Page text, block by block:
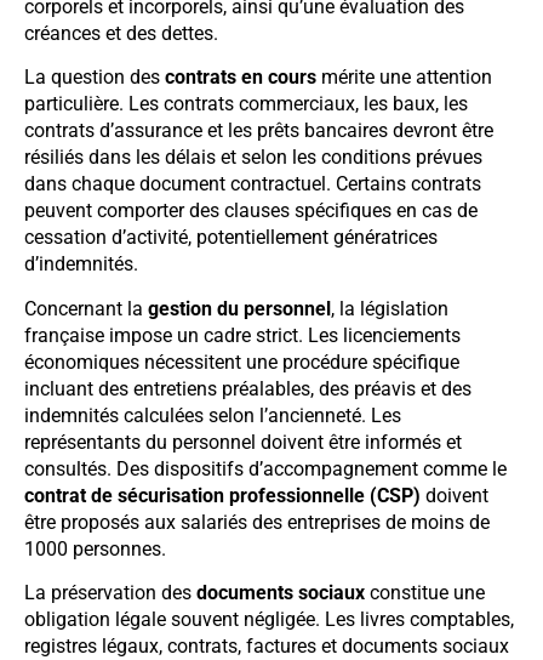
corporels et incorporels, ainsi qu’une évaluation des
créances et des dettes.
La question des contrats en cours mérite une attention
particulière. Les contrats commerciaux, les baux, les
contrats d’assurance et les prêts bancaires devront être
résiliés dans les délais et selon les conditions prévues
dans chaque document contractuel. Certains contrats
peuvent comporter des clauses spécifiques en cas de
cessation d’activité, potentiellement génératrices
d’indemnités.
Concernant la gestion du personnel, la législation
française impose un cadre strict. Les licenciements
économiques nécessitent une procédure spécifique
incluant des entretiens préalables, des préavis et des
indemnités calculées selon l’ancienneté. Les
représentants du personnel doivent être informés et
consultés. Des dispositifs d’accompagnement comme le
contrat de sécurisation professionnelle (CSP) doivent
être proposés aux salariés des entreprises de moins de
1000 personnes.
La préservation des documents sociaux constitue une
obligation légale souvent négligée. Les livres comptables,
registres légaux, contrats, factures et documents sociaux